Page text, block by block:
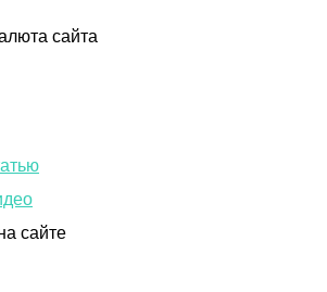
сайта
сайте